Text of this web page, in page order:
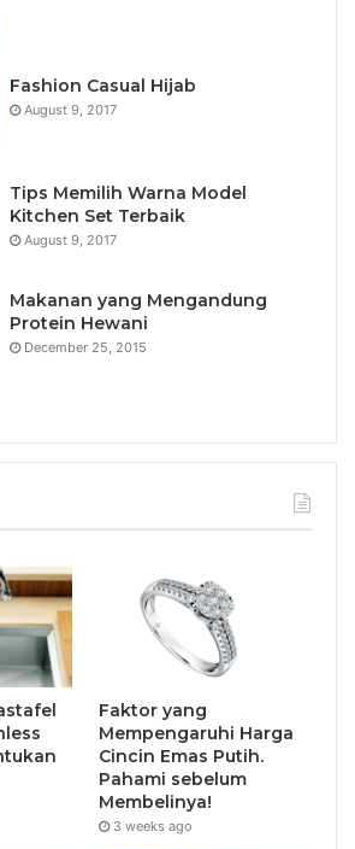
Fashion Casual Hijab
August 9, 2017
Tips Memilih Warna Model
Kitchen Set Terbaik
August 9, 2017
Makanan yang Mengandung
Protein Hewani
December 25, 2015
Faktor yang
Mempengaruhi Harga
Cincin Emas Putih.
Pahami sebelum
Membelinya!
3 weeks ago